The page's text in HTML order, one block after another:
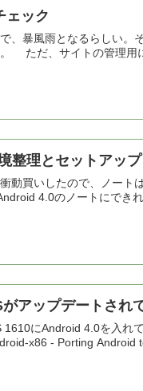
ェック
、暴風雨となるらしい
ただ、サイトの管理用
整理とセットアップ
動買いしたので、ノート
4.0のノートにでき
アップデートされ
にAndroid 4.0を入れ
x86 - Porting Android